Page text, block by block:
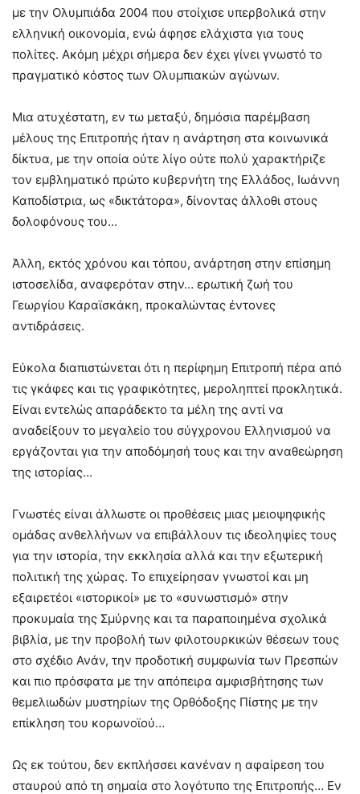
με την Ολυμπιάδα 2004 που στοίχισε υπερβολικά στην
ελληνική οικονομία, ενώ άφησε ελάχιστα για τους
πολίτες. Ακόμη μέχρι σήμερα δεν έχει γίνει γνωστό το
πραγματικό κόστος των Ολυμπιακών αγώνων.
Μια ατυχέστατη, εν τω μεταξύ, δημόσια παρέμβαση
μέλους της Επιτροπής ήταν η ανάρτηση στα κοινωνικά
δίκτυα, με την οποία ούτε λίγο ούτε πολύ χαρακτήριζε
τον εμβληματικό πρώτο κυβερνήτη της Ελλάδος, Ιωάννη
Καποδίστρια, ως «δικτάτορα», δίνοντας άλλοθι στους
δολοφόνους του…
Άλλη, εκτός χρόνου και τόπου, ανάρτηση στην επίσημη
ιστοσελίδα, αναφερόταν στην… ερωτική ζωή του
Γεωργίου Καραϊσκάκη, προκαλώντας έντονες
αντιδράσεις.
Εύκολα διαπιστώνεται ότι η περίφημη Επιτροπή πέρα από
τις γκάφες και τις γραφικότητες, μεροληπτεί προκλητικά.
Είναι εντελώς απαράδεκτο τα μέλη της αντί να
αναδείξουν το μεγαλείο του σύγχρονου Ελληνισμού να
εργάζονται για την αποδόμησή τους και την αναθεώρηση
της ιστορίας…
Γνωστές είναι άλλωστε οι προθέσεις μιας μειοψηφικής
ομάδας ανθελλήνων να επιβάλλουν τις ιδεοληψίες τους
για την ιστορία, την εκκλησία αλλά και την εξωτερική
πολιτική της χώρας. Το επιχείρησαν γνωστοί και μη
εξαιρετέοι «ιστορικοί» με το «συνωστισμό» στην
προκυμαία της Σμύρνης και τα παραποιημένα σχολικά
βιβλία, με την προβολή των φιλοτουρκικών θέσεων τους
στο σχέδιο Ανάν, την προδοτική συμφωνία των Πρεσπών
και πιο πρόσφατα με την απόπειρα αμφισβήτησης των
θεμελιωδών μυστηρίων της Ορθόδοξης Πίστης με την
επίκληση του κορωνοϊού…
Ως εκ τούτου, δεν εκπλήσσει κανέναν η αφαίρεση του
σταυρού από τη σημαία στο λογότυπο της Επιτροπής… Εν